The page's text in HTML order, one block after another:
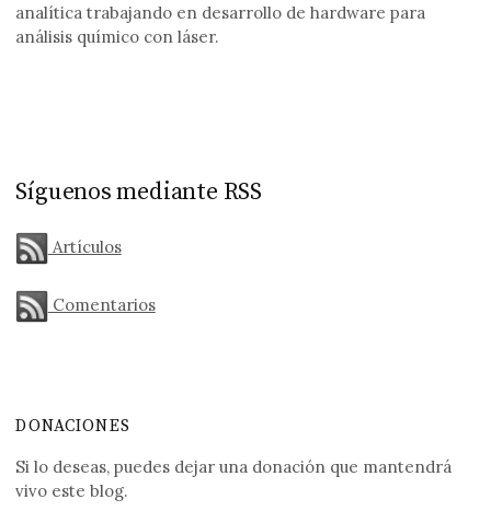
analítica trabajando en desarrollo de hardware para
análisis químico con láser.
Síguenos mediante RSS
Artículos
Comentarios
DONACIONES
Si lo deseas, puedes dejar una donación que mantendrá
vivo este blog.